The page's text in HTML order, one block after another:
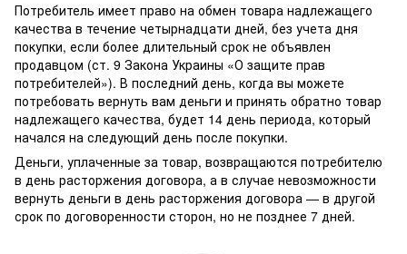
Потребитель имеет право на обмен товара надлежащего
качества в течение четырнадцати дней, без учета дня
покупки, если более длительный срок не объявлен
продавцом (ст. 9 Закона Украины «О защите прав
потребителей»). В последний день, когда вы можете
потребовать вернуть вам деньги и принять обратно товар
надлежащего качества, будет 14 день периода, который
начался на следующий день после покупки.
Деньги, уплаченные за товар, возвращаются потребителю
в день расторжения договора, а в случае невозможности
вернуть деньги в день расторжения договора — в другой
срок по договоренности сторон, но не позднее 7 дней.